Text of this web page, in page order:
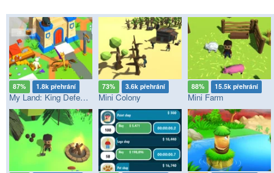
87% 1.8k přehrání
My Land: King Defender
73% 3.6k přehrání
Mini Colony
88% 15.5k přehrání
Mini Farm